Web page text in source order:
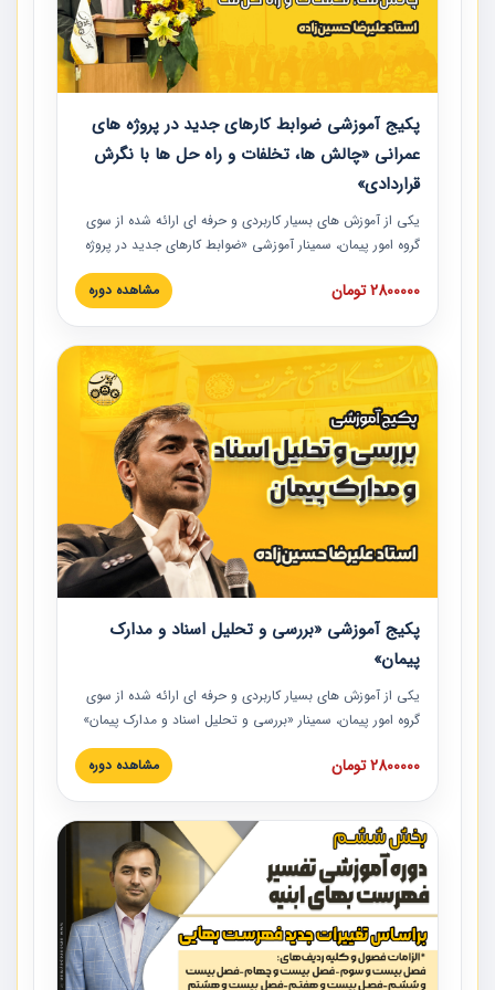
پکیج آموزشی ضوابط کارهای جدید در پروژه های
عمرانی «چالش ها، تخلفات و راه حل ها با نگرش
قراردادی»
یکی از آموزش‏‏‏‏‏‏ های بسیار کاربردی و حرفه‏ ای ارائه شده از سوی
گروه امور پیمان، سمینار آموزشی «ضوابط کارهای جدید در پروژه
های عمرانی» چالش ها، تخلفات و راه حل ها با نگرش قراردادی
است که در محل سندیکای شرکت های ساختمانی کشور ارائه شد.
مدارک پیمان به همراه تجربیات عملی ارائه شده است.
2800000 تومان مشاهده دوره
پکیج آموزشی «بررسی و تحلیل اسناد و مدارک
پیمان»
یکی از آموزش‏‏‏‏‏‏ های بسیار کاربردی و حرفه‏ ای ارائه شده از سوی
گروه امور پیمان، سمینار «بررسی و تحلیل اسناد و مدارک پیمان»
است که در دانشگاه صنعتی شریف ارائه شد. در این آموزش
نکات کلیدی مربوط به اسناد و مدارک پیمان، اولویت بندی اسناد
پیمان به همراه تجربیات عملی در این خصوص ارائه شده است.
2800000 تومان مشاهده دوره